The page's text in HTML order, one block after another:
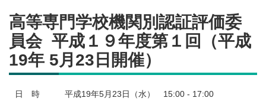
高等専門学校機関別認証評価委
員会 平成１９年度第１回（平成
19年 5月23日開催）
日 時 平成19年5月23日（水） 15:00 - 17:00